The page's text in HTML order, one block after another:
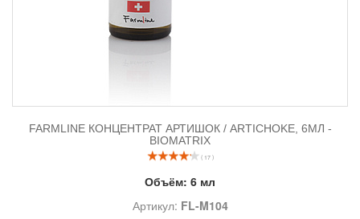
FARMLINE КОНЦЕНТРАТ АРТИШОК / ARTICHOKE, 6МЛ -
BIOMATRIX
( 17 )
Объём: 6 мл
Артикул: FL-M104